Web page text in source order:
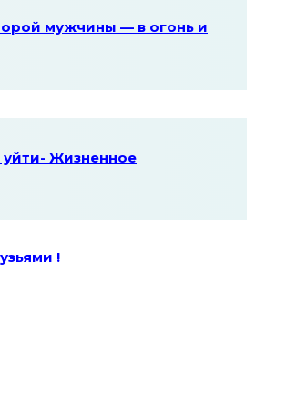
мужчины — в огонь и
Жизненное
!